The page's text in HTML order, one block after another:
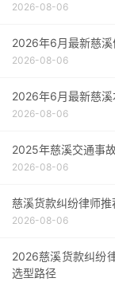
2026-08-06
2026年6月最新慈
2026-08-06
2026年6月最新慈
2026-08-06
2025年慈溪交通事
2026-08-06
慈溪货款纠纷律师
2026-08-06
2026慈溪货款纠纷
选型路径